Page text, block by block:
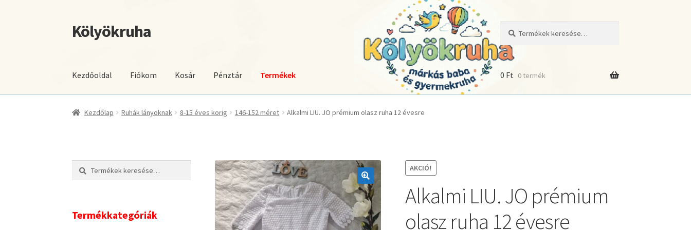
Ugrás
a
Kilépés
a
Kölyökruha
következőre:
Kezdőoldal Fiókom Kosár Pénztár Termékek 0 Ft 0 termék
Kezdőlap Ruhák lányoknak 8-15 éves korig 146-152 méret Alkalmi LIU. JO prémium olasz ruha 12 évesre
AKCIÓ!
🔍
Alkalmi LIU. JO prémium
olasz ruha 12 évesre
Keresés
Keresés
Termékkategóriák